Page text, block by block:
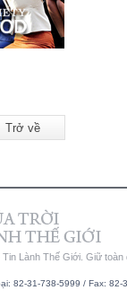
Trở về
Lành Thế Giới. Giữ toàn
82-31-738-5999 / Fax: 82-